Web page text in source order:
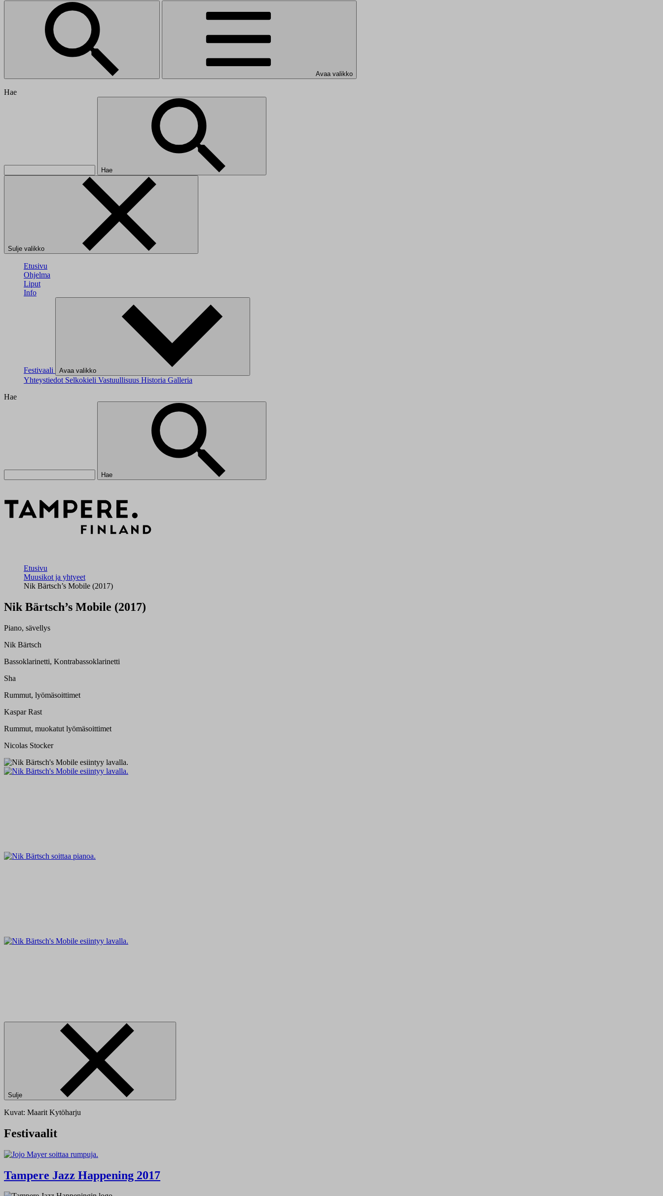
Avaa valikko
Hae
Hae
Sulje valikko
Etusivu
Ohjelma
Liput
Info
Festivaali Avaa valikko
Yhteystiedot Selkokieli Vastuullisuus Historia Galleria
Hae
Hae
Etusivu
Muusikot ja yhtyeet
Nik Bärtsch’s Mobile (2017)
Nik Bärtsch’s Mobile (2017)
Piano, sävellys
Nik Bärtsch
Bassoklarinetti, Kontrabassoklarinetti
Sha
Rummut, lyömäsoittimet
Kaspar Rast
Rummut, muokatut lyömäsoittimet
Nicolas Stocker
Sulje
Kuvat: Maarit Kytöharju
Festivaalit
Tampere Jazz Happening 2017